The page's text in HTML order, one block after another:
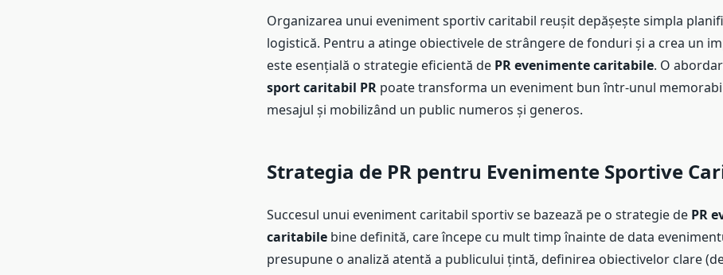
Organizarea unui eveniment sportiv caritabil reușit depășește simpla
logistică. Pentru a atinge obiectivele de strângere de fonduri și a crea un
este esențială o strategie eficientă de PR evenimente caritabile. O
sport caritabil PRpoate transforma un eveniment bun într-unul
mesajul și mobilizând un public numeros și generos.
Strategia de PR pentru Evenimente Sportive
Succesul unui eveniment caritabil sportiv se bazează pe o strategie de PR
caritabilebine definită, care începe cu mult timp înainte de data
presupune o analiză atentă a publicului țintă, definirea obiectivelor clare